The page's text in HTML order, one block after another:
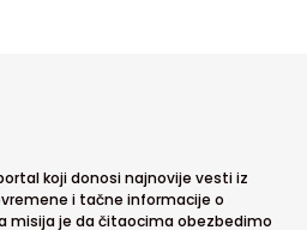
koji donosi najnovije vesti iz
i tačne informacije o
misija je da čitaocima obezbedimo